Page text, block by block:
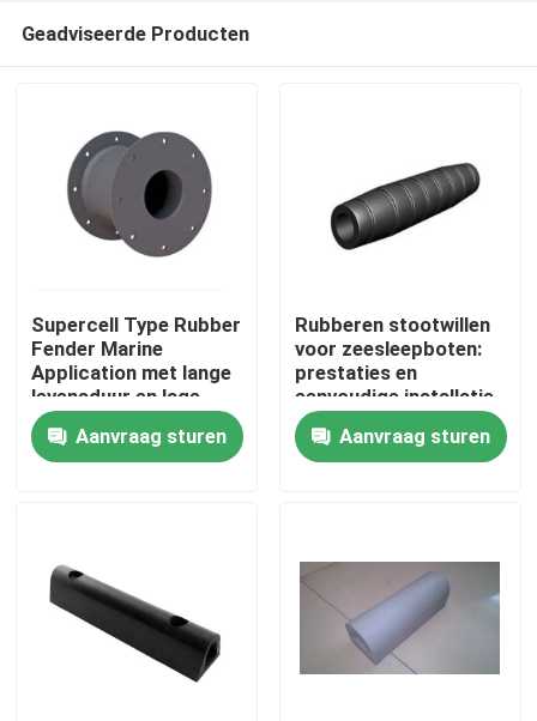
Thuis
Over ons
Fabrieksreis
Geadviseerde Producten
Supercell Type Rubber
Fender Marine
Application met lange
levensduur en lage
kantelcompressie
voor Port Fendering
Aanvraag sturen
Rubberen stootwillen
voor zeesleepboten:
prestaties en
eenvoudige installatie
met opties voor
ketting- en
singelbandbevestiging
Aanvraag sturen